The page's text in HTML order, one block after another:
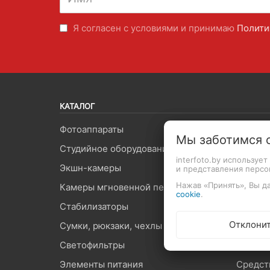
Я согласен с условиями и принимаю
КАТАЛОГ
Фотоаппараты
Студийное оборудование
Экшн-камеры
Камеры мгновенной печати
Стабилизаторы
Сумки, рюкзаки, чехлы
Карты
Светофильтры
Элементы питания
Мы заботимся
interfoto.by использует
и представления
Нажав «Принять», Вы
cookie.